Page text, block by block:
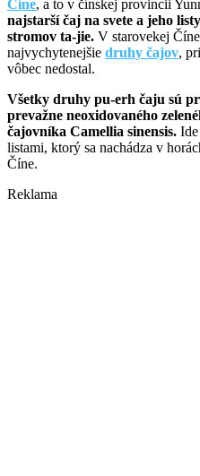
Číne, a to v čínskej provincii
najstarší čaj na svete a jeho
stromov ta-jie. V starovekej
najvychytenejšie druhy čajov,
vôbec nedostal.
Všetky druhy pu-erh čaju sú
prevažne neoxidovaného
čajovníka Camellia sinensis.
listami, ktorý sa nachádza v
Číne.
Reklama